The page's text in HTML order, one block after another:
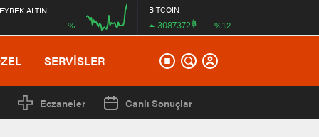
ALTIN
%
BİTCOİN
3087372฿ %1.2
SERVİSLER
Eczaneler Canlı Sonuçlar